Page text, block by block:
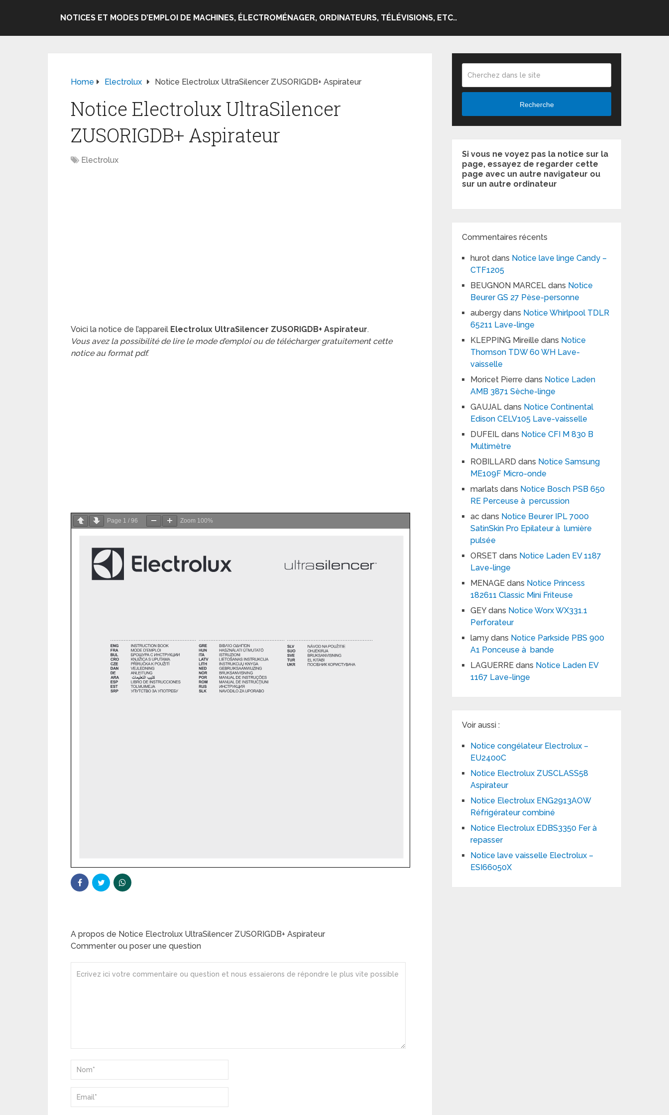
NOTICES ET MODES D’EMPLOI DE MACHINES, ÉLECTROMÉNAGER, ORDINATEURS, TÉLÉVISIONS, ETC..
Home Electrolux Notice Electrolux UltraSilencer ZUSORIGDB+ Aspirateur
Notice Electrolux UltraSilencer
ZUSORIGDB+ Aspirateur
Electrolux
Voici la notice de l’appareil Electrolux UltraSilencer ZUSORIGDB+ Aspirateur.
Vous avez la possibilité de lire le mode d’emploi ou de télécharger gratuitement cette
notice au format pdf.
Page 1 / 96 Zoom 100%
A propos de Notice Electrolux UltraSilencer ZUSORIGDB+ Aspirateur
Commenter ou poser une question
Recherche
Si vous ne voyez pas la notice sur la
page, essayez de regarder cette
page avec un autre navigateur ou
sur un autre ordinateur
Commentaires récents
hurot dans Notice lave linge Candy –
CTF1205
BEUGNON MARCEL dans Notice
Beurer GS 27 Pèse-personne
aubergy dans Notice Whirlpool TDLR
65211 Lave-linge
KLEPPING Mireille dans Notice
Thomson TDW 60 WH Lave-
vaisselle
Moricet Pierre dans Notice Laden
AMB 3871 Sèche-linge
GAUJAL dans Notice Continental
Edison CELV105 Lave-vaisselle
DUFEIL dans Notice CFI M 830 B
Multimètre
ROBILLARD dans Notice Samsung
ME109F Micro-onde
marlats dans Notice Bosch PSB 650
RE Perceuse à percussion
ac dans Notice Beurer IPL 7000
SatinSkin Pro Epilateur à lumière
pulsée
ORSET dans Notice Laden EV 1187
Lave-linge
MENAGE dans Notice Princess
182611 Classic Mini Friteuse
GEYdans Notice Worx WX331.1
Perforateur
lamy dans Notice Parkside PBS 900
A1 Ponceuse à bande
LAGUERRE dans Notice Laden EV
1167 Lave-linge
Voir aussi :
Notice congélateur Electrolux –
EU2400C
Notice Electrolux ZUSCLASS58
Aspirateur
Notice Electrolux ENG2913AOW
Réfrigérateur combiné
Notice Electrolux EDBS3350 Fer à
repasser
Notice lave vaisselle Electrolux –
ESI66050X